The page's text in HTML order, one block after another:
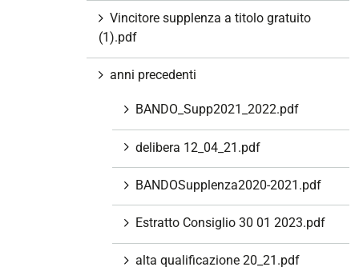
Vincitore supplenza a titolo gratuito
(1).pdf
anni precedenti
BANDO_Supp2021_2022.pdf
delibera 12_04_21.pdf
BANDOSupplenza2020-2021.pdf
Estratto Consiglio 30 01 2023.pdf
alta qualificazione 20_21.pdf